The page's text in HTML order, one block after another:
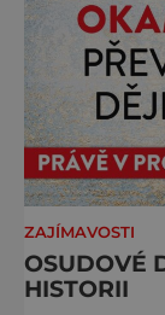
ZAJÍMAVOSTI
OSUDOVÉ
HISTORII